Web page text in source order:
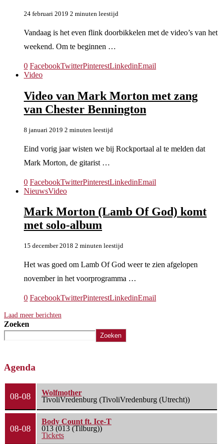
24 februari 2019 2 minuten leestijd
Vandaag is het even flink doorbikkelen met de video’s van het
weekend. Om te beginnen …
0 FacebookTwitterPinterestLinkedinEmail
Video
Video van Mark Morton met zang
van Chester Bennington
8 januari 2019 2 minuten leestijd
Eind vorig jaar wisten we bij Rockportaal al te melden dat
Mark Morton, de gitarist …
0 FacebookTwitterPinterestLinkedinEmail
NieuwsVideo
Mark Morton (Lamb Of God) komt
met solo-album
15 december 2018 2 minuten leestijd
Het was goed om Lamb Of God weer te zien afgelopen
november in het voorprogramma …
0 FacebookTwitterPinterestLinkedinEmail
Laad meer berichten
Zoeken
Zoeken
Agenda
08-08
Wolfmother
TivoliVredenburg (TivoliVredenburg (Utrecht))
08-08
Body Count ft. Ice-T
013 (013 (Tilburg))
Tickets